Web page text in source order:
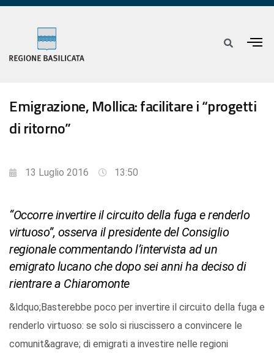
Emigrazione, Mollica: facilitare i “progetti
di ritorno”
13 Luglio 2016 13:50
“Occorre invertire il circuito della fuga e renderlo
virtuoso”, osserva il presidente del Consiglio
regionale commentando l’intervista ad un
emigrato lucano che dopo sei anni ha deciso di
rientrare a Chiaromonte
&ldquo;Basterebbe poco per invertire il circuito della fuga e
renderlo virtuoso: se solo si riuscissero a convincere le
comunit&agrave; di emigrati a investire nelle regioni